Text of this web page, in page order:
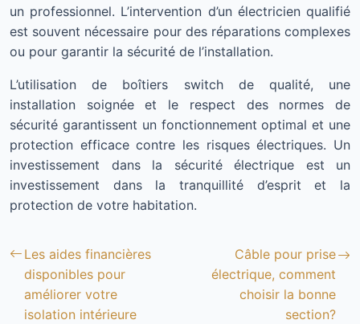
un professionnel. L’intervention d’un électricien qualifié
est souvent nécessaire pour des réparations complexes
ou pour garantir la sécurité de l’installation.
L’utilisation de boîtiers switch de qualité, une
installation soignée et le respect des normes de
sécurité garantissent un fonctionnement optimal et une
protection efficace contre les risques électriques. Un
investissement dans la sécurité électrique est un
investissement dans la tranquillité d’esprit et la
protection de votre habitation.
Les aides financières
disponibles pour
améliorer votre
isolation intérieure
Câble pour prise
électrique, comment
choisir la bonne
section?